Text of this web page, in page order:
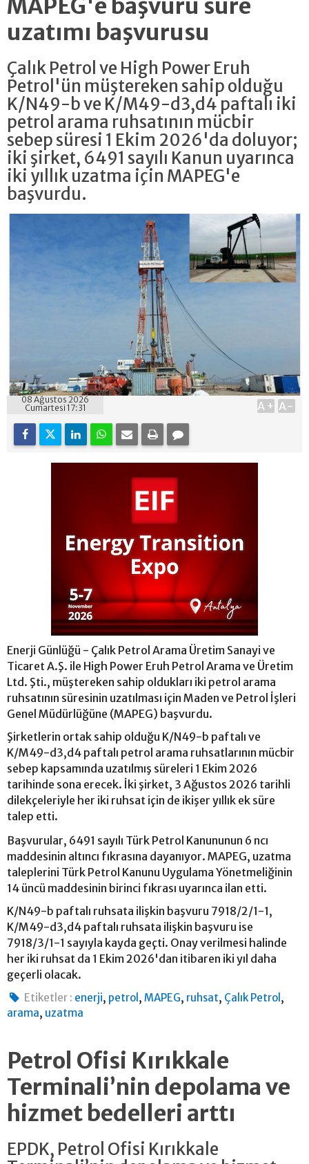
MAPEG'e başvuru süre
uzatımı başvurusu
Çalık Petrol ve High Power Eruh
Petrol'ün müştereken sahip olduğu
K/N49-b ve K/M49-d3,d4 paftalı iki
petrol arama ruhsatının mücbir
sebep süresi 1 Ekim 2026'da doluyor;
iki şirket, 6491 sayılı Kanun uyarınca
iki yıllık uzatma için MAPEG'e
başvurdu.
08 Ağustos 2026
Cumartesi 17:31
A+ A-
Enerji Günlüğü - Çalık Petrol Arama Üretim Sanayi ve
Ticaret A.Ş. ile High Power Eruh Petrol Arama ve Üretim
Ltd. Şti., müştereken sahip oldukları iki petrol arama
ruhsatının süresinin uzatılması için Maden ve Petrol İşleri
Genel Müdürlüğüne (MAPEG) başvurdu.
Şirketlerin ortak sahip olduğu K/N49-b paftalı ve
K/M49-d3,d4 paftalı petrol arama ruhsatlarının mücbir
sebep kapsamında uzatılmış süreleri 1 Ekim 2026
tarihinde sona erecek. İki şirket, 3 Ağustos 2026 tarihli
dilekçeleriyle her iki ruhsat için de ikişer yıllık ek süre
talep etti.
Başvurular, 6491 sayılı Türk Petrol Kanununun 6 ncı
maddesinin altıncı fıkrasına dayanıyor. MAPEG, uzatma
taleplerini Türk Petrol Kanunu Uygulama Yönetmeliğinin
14 üncü maddesinin birinci fıkrası uyarınca ilan etti.
K/N49-b paftalı ruhsata ilişkin başvuru 7918/2/1-1,
K/M49-d3,d4 paftalı ruhsata ilişkin başvuru ise
7918/3/1-1 sayıyla kayda geçti. Onay verilmesi halinde
her iki ruhsat da 1 Ekim 2026'dan itibaren iki yıl daha
geçerli olacak.
Etiketler : enerji, petrol ,MAPEG, ruhsat, Çalık Petrol ,
arama, uzatma
Petrol Ofisi Kırıkkale
Terminali’nin depolama ve
hizmet bedelleri arttı
EPDK, Petrol Ofisi Kırıkkale